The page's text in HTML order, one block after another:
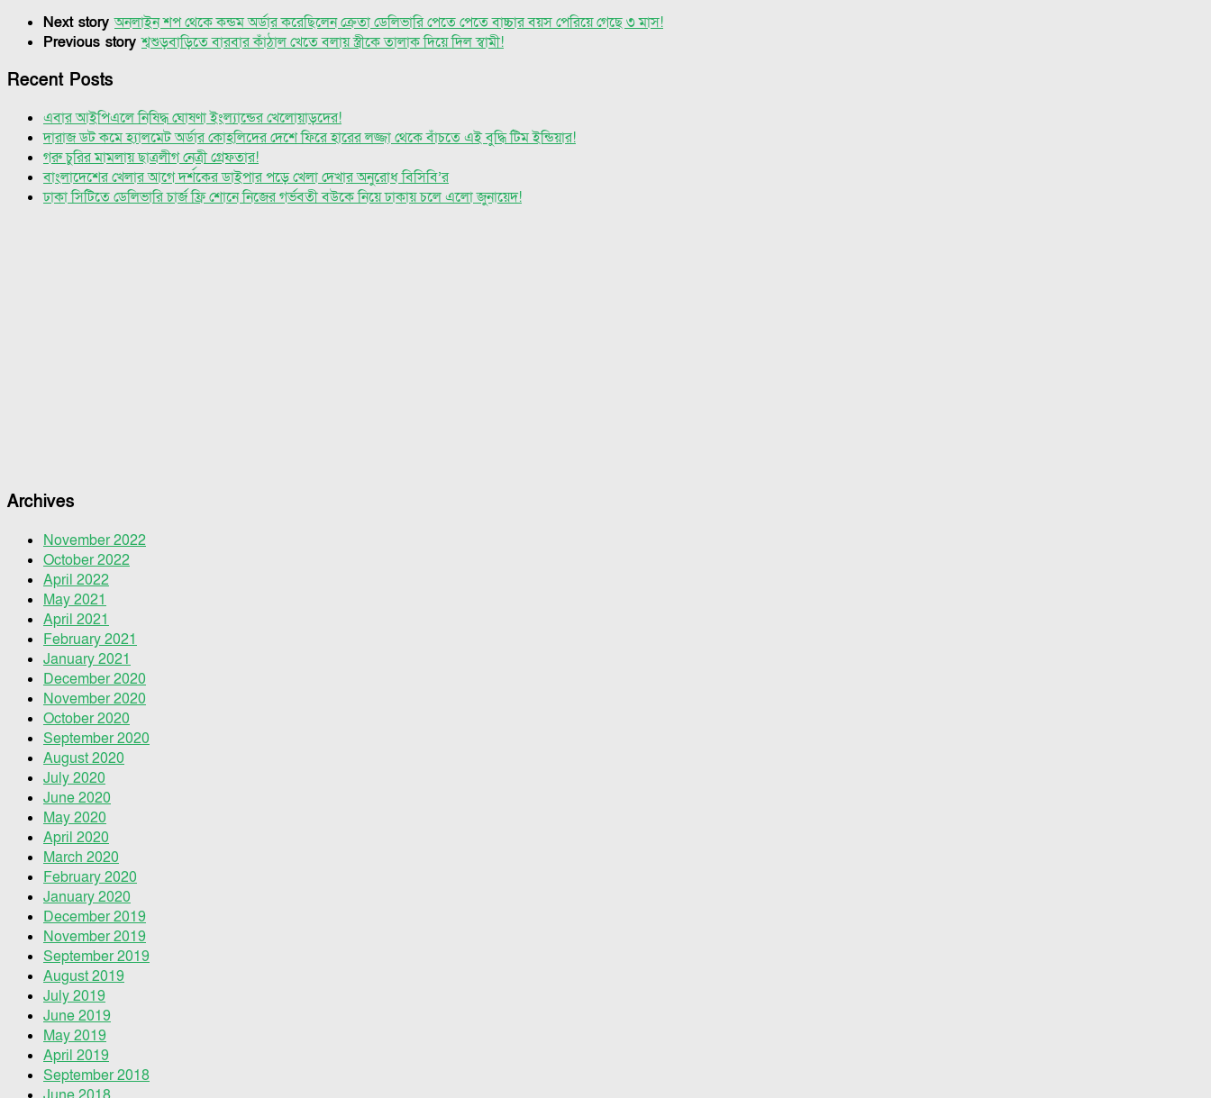
Next storyঅনলাইন শপ থেকে কন্ডম অর্ডার করেছিলেন ক্রেতা ডেলিভারি পেতে পেতে বাচ্চার বয়স পেরিয়ে গেছে ৩ মাস!
Previous storyশ্বশুড়বাড়িতে বারবার কাঁঠাল খেতে বলায় স্ত্রীকে তালাক দিয়ে দিল স্বামী!
Recent Posts
এবার আইপিএলে নিষিদ্ধ ঘোষণা ইংল্যান্ডের খেলোয়াড়দের!
দারাজ ডট কমে হ্যালমেট অর্ডার কোহলিদের দেশে ফিরে হারের লজ্জা থেকে বাঁচতে এই বুদ্ধি টিম ইন্ডিয়ার!
গরু চুরির মামলায় ছাত্রলীগ নেত্রী গ্রেফতার!
বাংলাদেশের খেলার আগে দর্শকের ডাইপার পড়ে খেলা দেখার অনুরোধ বিসিবি’র
ঢাকা সিটিতে ডেলিভারি চার্জ ফ্রি শোনে নিজের গর্ভবতী বউকে নিয়ে ঢাকায় চলে এলো জুনায়েদ!
Archives
November 2022
October 2022
April 2022
May 2021
April 2021
February 2021
January 2021
December 2020
November 2020
October 2020
September 2020
August 2020
July 2020
June 2020
May 2020
April 2020
March 2020
February 2020
January 2020
December 2019
November 2019
September 2019
August 2019
July 2019
June 2019
May 2019
April 2019
September 2018